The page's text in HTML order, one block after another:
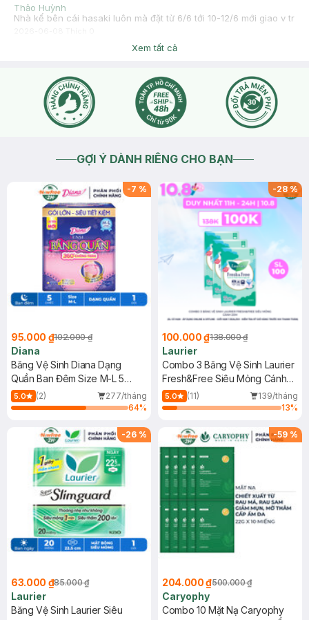
Thảo Huỳnh
Nhà kế bên cái hasaki luôn mà đặt từ 6/6 tới 10-12/6 mới giao v tr
nhận hàng dự kiến trên đơn tại web/app giúp Hasaki ạ.
2026-06-08Thích
Xem tất cả
GỢI Ý DÀNH RIÊNG CHO BẠN
-7 %
95.000 ₫102.000 ₫
Diana
Băng Vệ Sinh Diana Dạng
Quần Ban Đêm Size M-L 5
Chiếc/Gói
5.0 (2)
277/tháng
64%
-28%
100.000 ₫138.000 ₫
Laurier
Combo 3 Băng Vệ Sinh Laurier
Fresh&Free Siêu Mỏng Cánh
20M
5.0 (11)
139/tháng
13%
-26 %
63.000 ₫85.000 ₫
Laurier
Băng Vệ Sinh Laurier Siêu
-59 %
204.000 ₫500.000 ₫
Caryophy
Combo 10 Mặt Nạ Caryophy